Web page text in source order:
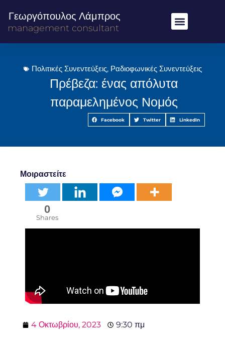
Γεωργόπουλος Λάμπρος
management consultant
Πολιτικές Συνεντεύξεις, Ραδιοφωνικές Συνεντεύξεις
Πρέβεζα: ένας απόλυτα
παραμελημένος Νομός
Facebook Twitter LinkedIn
Μοιραστείτε
0
Shares
4 Οκτωβρίου, 2023 9:30 πμ